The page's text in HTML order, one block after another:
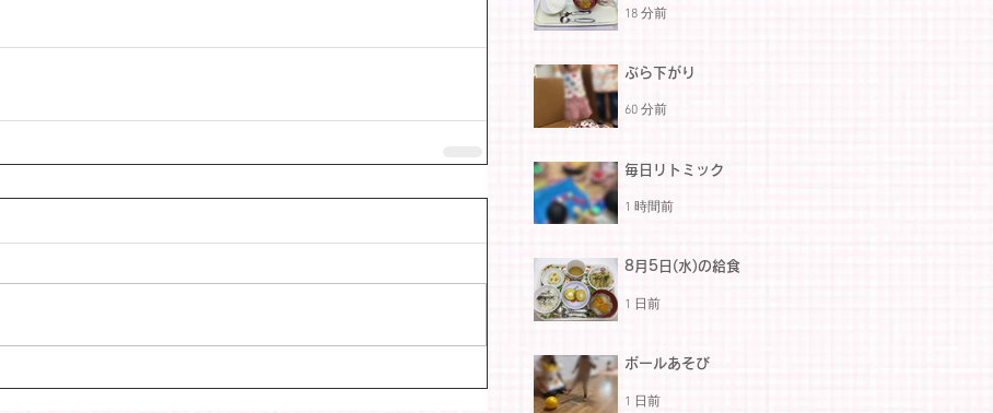
18 分前
ぶら下がり
60 分前
毎日リトミック
1 時間前
8月5日(水)の給食
1 日前
ボールあそび
1 日前